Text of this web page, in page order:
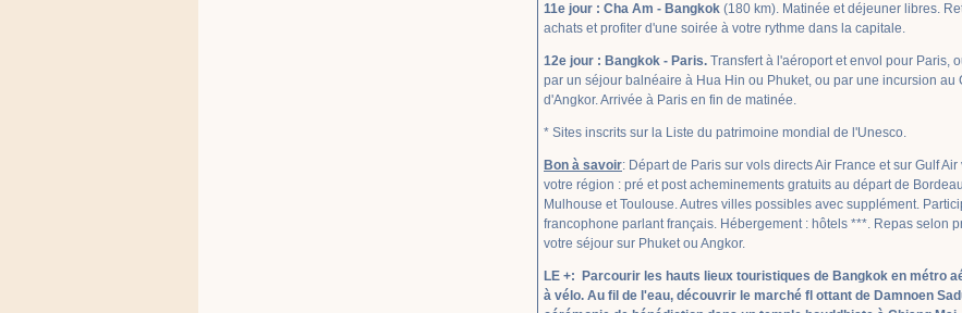
11e jour : Cha Am - Bangkok (180 km). Matinée et déjeuner libres.
achats et profiter d'une soirée à votre rythme dans la capitale.
12e jour : Bangkok - Paris. Transfert à l'aéroport et envol pour Paris,
par un séjour balnéaire à Hua Hin ou Phuket, ou par une incursion
d'Angkor. Arrivée à Paris en fin de matinée.
* Sites inscrits sur la Liste du patrimoine mondial de l'Unesco.
Bon à savoir: Départ de Paris sur vols directs Air France et sur Gulf
votre région : pré et post acheminements gratuits au départ de
Mulhouse et Toulouse. Autres villes possibles avec supplément.
francophone parlant français. Hébergement : hôtels ***. Repas selon
votre séjour sur Phuket ou Angkor.
LE +: Parcourir les hauts lieux touristiques de Bangkok en métro
à vélo. Au fil de l'eau, découvrir le marché fl ottant de Damnoen